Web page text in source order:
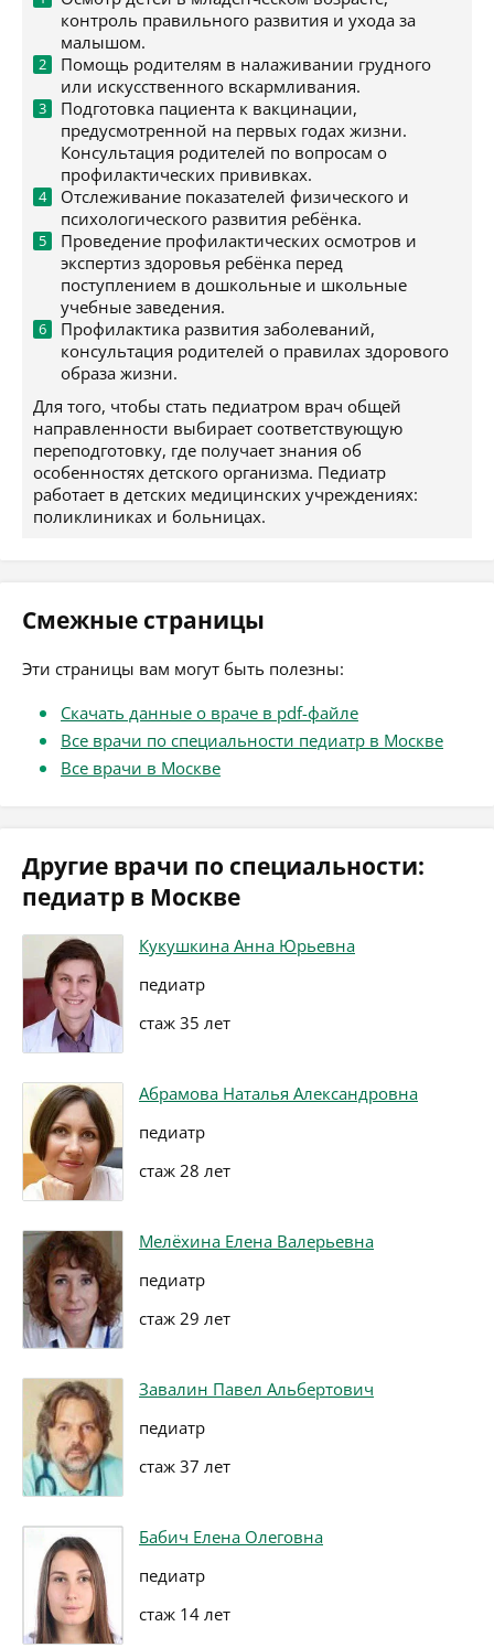
контроль правильного развития и ухода за
малышом.
Помощь родителям в налаживании грудного
или искусственного вскармливания.
Подготовка пациента к вакцинации,
предусмотренной на первых годах жизни.
Консультация родителей по вопросам о
профилактических прививках.
Отслеживание показателей физического и
психологического развития ребёнка.
Проведение профилактических осмотров и
экспертиз здоровья ребёнка перед
поступлением в дошкольные и школьные
учебные заведения.
Профилактика развития заболеваний,
консультация родителей о правилах здорового
образа жизни.
Для того, чтобы стать педиатром врач общей
направленности выбирает соответствующую
переподготовку, где получает знания об
особенностях детского организма. Педиатр
работает в детских медицинских учреждениях:
поликлиниках и больницах.
Смежные страницы
Эти страницы вам могут быть полезны:
Скачать данные о враче в pdf-файле
Все врачи по специальности педиатр в Москве
Все врачи в Москве
Другие врачи по специальности:
педиатр в Москве
Кукушкина Анна Юрьевна
педиатр
стаж 35 лет
Абрамова Наталья Александровна
педиатр
стаж 28 лет
Мелёхина Елена Валерьевна
педиатр
стаж 29 лет
Завалин Павел Альбертович
педиатр
стаж 37 лет
Бабич Елена Олеговна
педиатр
стаж 14 лет